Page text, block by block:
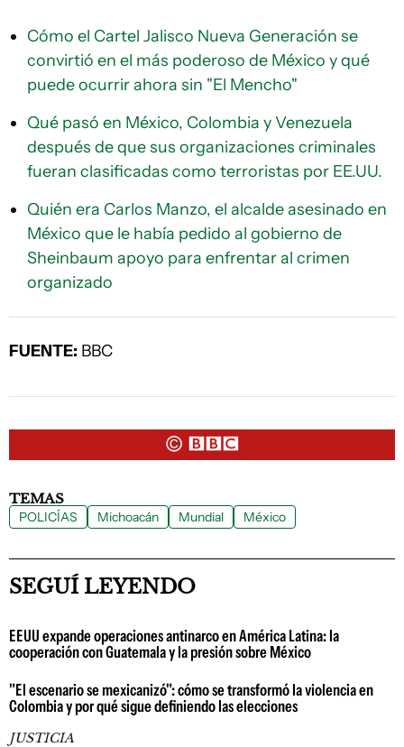
Cómo el Cartel Jalisco Nueva Generación se
convirtió en el más poderoso de México y qué
puede ocurrir ahora sin "El Mencho"
Qué pasó en México, Colombia y Venezuela
después de que sus organizaciones criminales
fueran clasificadas como terroristas por EE.UU.
Quién era Carlos Manzo, el alcalde asesinado en
México que le había pedido al gobierno de
Sheinbaum apoyo para enfrentar al crimen
organizado
FUENTE: BBC
TEMAS
POLICÍAS Michoacán Mundial México
SEGUÍ LEYENDO
EEUU expande operaciones antinarco en América Latina: la
cooperación con Guatemala y la presión sobre México
"El escenario se mexicanizó": cómo se transformó la violencia en
Colombia y por qué sigue definiendo las elecciones
JUSTICIA